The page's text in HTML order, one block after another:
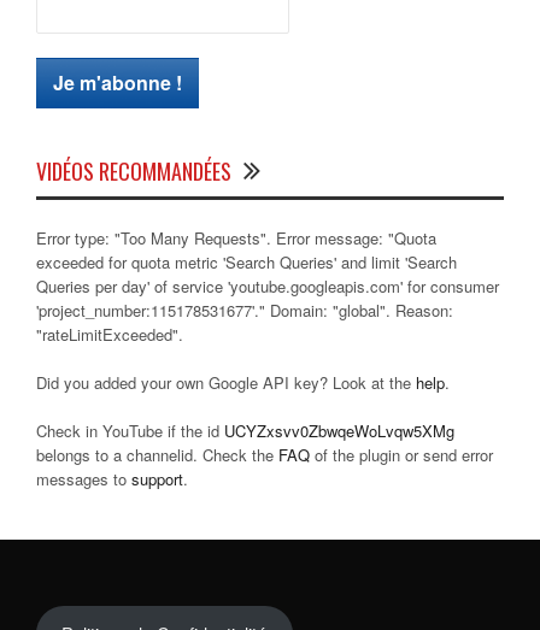
VIDÉOS RECOMMANDÉES
Error type: "Too Many Requests". Error message: "Quota
exceeded for quota metric 'Search Queries' and limit 'Search
Queries per day' of service 'youtube.googleapis.com' for consumer
'project_number:115178531677'." Domain: "global". Reason:
"rateLimitExceeded".
Did you added your own Google API key? Look at the help.
Check in YouTube if the id UCYZxsvv0ZbwqeWoLvqw5XMg
belongs to a channelid. Check the FAQ of the plugin or send error
messages to support.